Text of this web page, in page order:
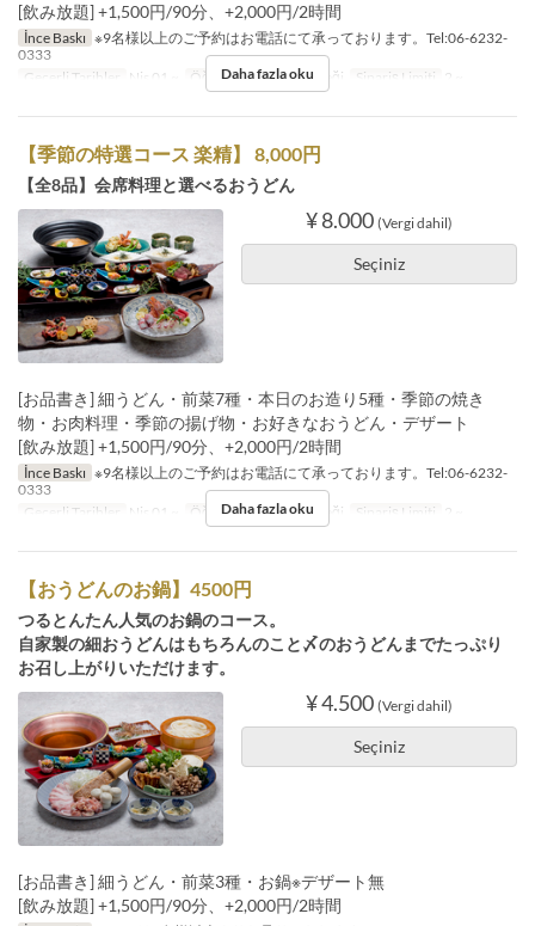
[飲み放題] +1,500円/90分、+2,000円/2時間
İnce Baskı ※9名様以上のご予約はお電話にて承っております。Tel:06-6232-
0333
Geçerli Tarihler
Nis 01 ~ Öğünler Akşam Yemeği Sipariş Limiti 2 ~
Daha fazla oku
【季節の特選コース 楽精】 8,000円
【全8品】会席料理と選べるおうどん
¥ 8.000 (Vergi dahil)
Seçiniz
[お品書き] 細うどん・前菜7種・本日のお造り5種・季節の焼き
物・お肉料理・季節の揚げ物・お好きなおうどん・デザート
[飲み放題] +1,500円/90分、+2,000円/2時間
İnce Baskı ※9名様以上のご予約はお電話にて承っております。Tel:06-6232-
0333
Geçerli Tarihler
Nis 01 ~ Öğünler Akşam Yemeği Sipariş Limiti 2 ~
Daha fazla oku
【おうどんのお鍋】4500円
つるとんたん人気のお鍋のコース。
自家製の細おうどんはもちろんのこと〆のおうどんまでたっぷり
お召し上がりいただけます。
¥ 4.500 (Vergi dahil)
Seçiniz
[お品書き] 細うどん・前菜3種・お鍋※デザート無
[飲み放題] +1,500円/90分、+2,000円/2時間